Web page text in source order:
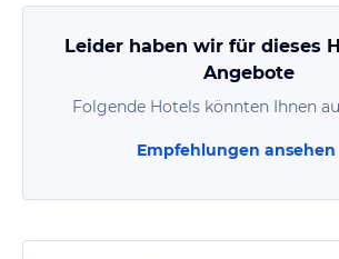
Leider haben wir für dieses
Angebote
Folgende Hotels könnten Ihnen
Empfehlungen ansehen